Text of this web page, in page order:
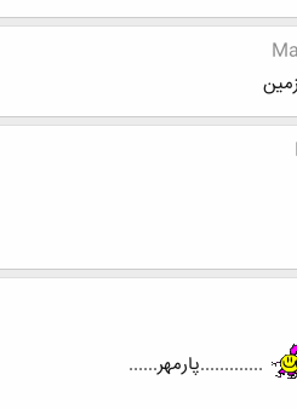
.............پارمهر......